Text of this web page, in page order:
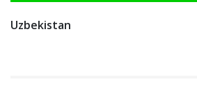
Uzbekistan